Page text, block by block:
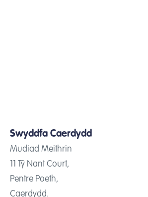
Swyddfa Caerdydd
Mudiad Meithrin
11 Tŷ Nant Court,
Pentre Poeth,
Caerdydd.